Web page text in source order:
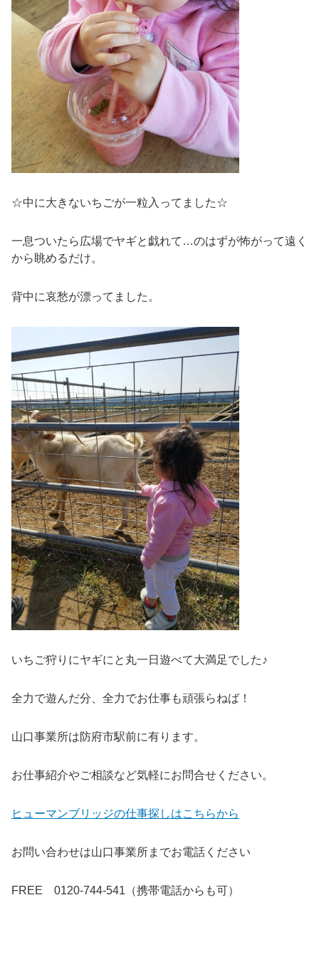
☆中に大きないちごが一粒入ってました☆
一息ついたら広場でヤギと戯れて…のはずが怖がって遠く
から眺めるだけ。
背中に哀愁が漂ってました。
いちご狩りにヤギにと丸一日遊べて大満足でした♪
全力で遊んだ分、全力でお仕事も頑張らねば！
山口事業所は防府市駅前に有ります。
お仕事紹介やご相談など気軽にお問合せください。
ヒューマンブリッジの仕事探しはこちらから
お問い合わせは山口事業所までお電話ください
FREE 0120-744-541（携帯電話からも可）